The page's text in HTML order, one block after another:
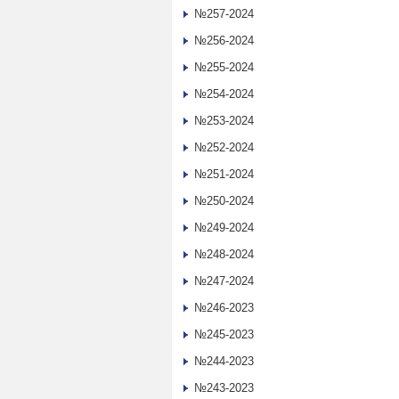
№257-2024
№256-2024
№255-2024
№254-2024
№253-2024
№252-2024
№251-2024
№250-2024
№249-2024
№248-2024
№247-2024
№246-2023
№245-2023
№244-2023
№243-2023